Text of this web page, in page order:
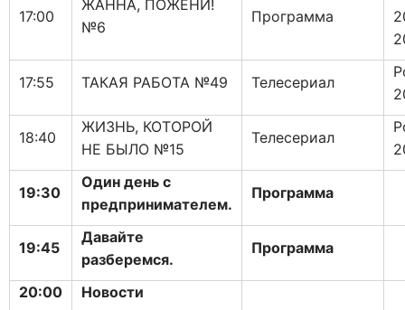
17:00
ЖАННА, ПОЖЕНИ!
№6
Программа
17:55 ТАКАЯ РАБОТА №49 Телесериал
18:40
ЖИЗНЬ, КОТОРОЙ
НЕ БЫЛО №15
Телесериал
19:30
Один день с
предпринимателем.
Программа
19:45
Давайте
разберемся.
Программа
20:00 Новости